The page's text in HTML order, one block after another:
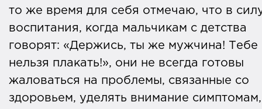
то же время для себя отмечаю, что в
воспитания, когда мальчикам с детства
говорят: «Держись, ты же мужчина! Тебе
нельзя плакать!», они не всегда готовы
жаловаться на проблемы, связанные со
здоровьем, уделять внимание симптомам,